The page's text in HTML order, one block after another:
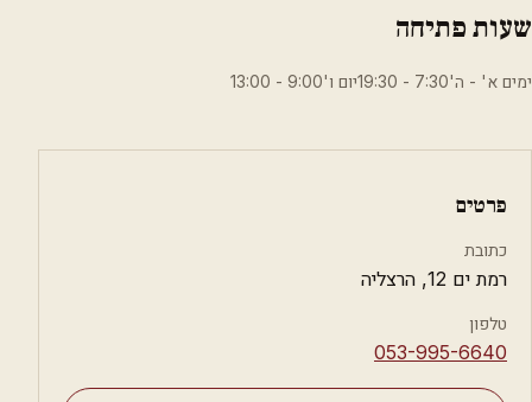
שעות פתיחה
ימים א' - ה'7:30 - 19:30יום ו'9:00 - 13:00
פרטים
כתובת
רמת ים 12, הרצליה
טלפון
⁦053-995-6640⁩